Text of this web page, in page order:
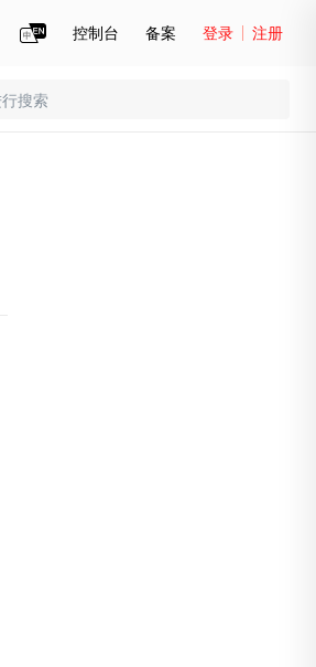
控制台 备案 登录 注册